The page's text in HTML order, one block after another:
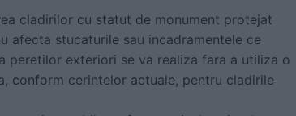
cladirilor cu statut de monument protejat
afecta stucaturile sau incadramentele ce
peretilor exteriori se va realiza fara a utiliza o
conform cerintelor actuale, pentru cladirile